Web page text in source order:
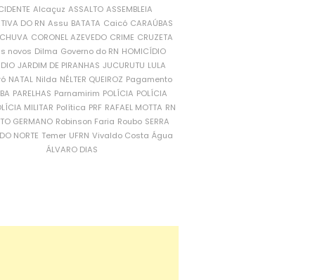
Alcaçuz ASSALTO ASSEMBLEIA
DO RN Assu BATATA Caicó CARAÚBAS
CORONEL AZEVEDO CRIME CRUZETA
novos Dilma Governo do RN HOMICÍDIO
JARDIM DE PIRANHAS JUCURUTU LULA
NATAL Nilda NÉLTER QUEIROZ Pagamento
PARELHAS Parnamirim POLÍCIA POLÍCIA
MILITAR Política PRF RAFAEL MOTTA RN
GERMANO Robinson Faria Roubo SERRA
NORTE Temer UFRN Vivaldo Costa Água
ÁLVARO DIAS